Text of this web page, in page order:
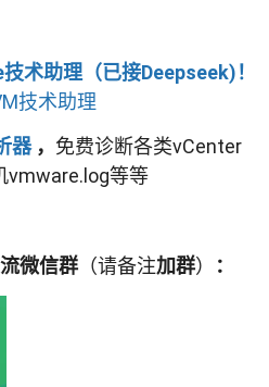
术助理（已接Deepseek)！
技术助理
器 ， 免费诊断各类vCenter
vmware.log等等
微信群 （请备注加群） ：